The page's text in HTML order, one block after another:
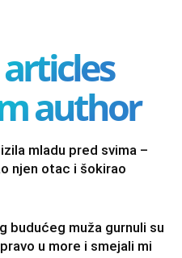
author
mladu pred svima –
njen otac i šokirao
budućeg muža gurnuli su
u more i smejali mi